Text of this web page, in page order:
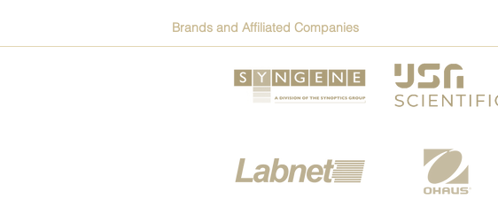
Brands and Affiliated Companies